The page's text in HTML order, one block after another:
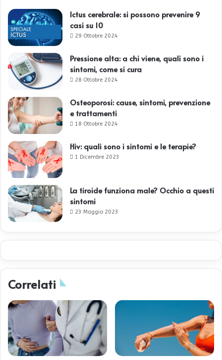
Ictus cerebrale: si possono prevenire 9
casi su 10
29 Ottobre 2024
Pressione alta: a chi viene, quali sono i
sintomi, come si cura
28 Ottobre 2024
Osteoporosi: cause, sintomi, prevenzione
e trattamenti
18 Ottobre 2024
Hiv: quali sono i sintomi e le terapie?
1 Dicembre 2023
La tiroide funziona male? Occhio a questi
sintomi
23 Maggio 2023
Correlati